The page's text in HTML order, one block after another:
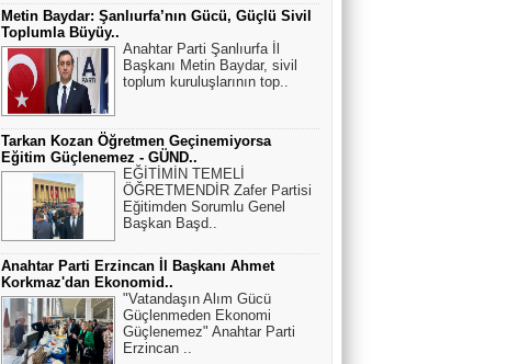
Metin Baydar: Şanlıurfa’nın Gücü, Güçlü Sivil
Toplumla Büyüy..
Anahtar Parti Şanlıurfa İl
Başkanı Metin Baydar, sivil
toplum kuruluşlarının top..
Tarkan Kozan Öğretmen Geçinemiyorsa
Eğitim Güçlenemez - GÜND..
EĞİTİMİN TEMELİ
ÖĞRETMENDİR Zafer Partisi
Eğitimden Sorumlu Genel
Başkan Başd..
Anahtar Parti Erzincan İl Başkanı Ahmet
Korkmaz'dan Ekonomid..
"Vatandaşın Alım Gücü
Güçlenmeden Ekonomi
Güçlenemez" Anahtar Parti
Erzincan ..